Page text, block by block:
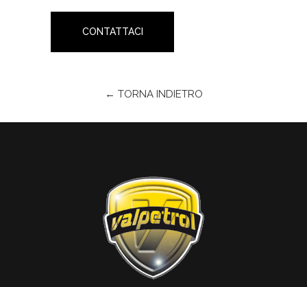
CONTATTACI
← TORNA INDIETRO